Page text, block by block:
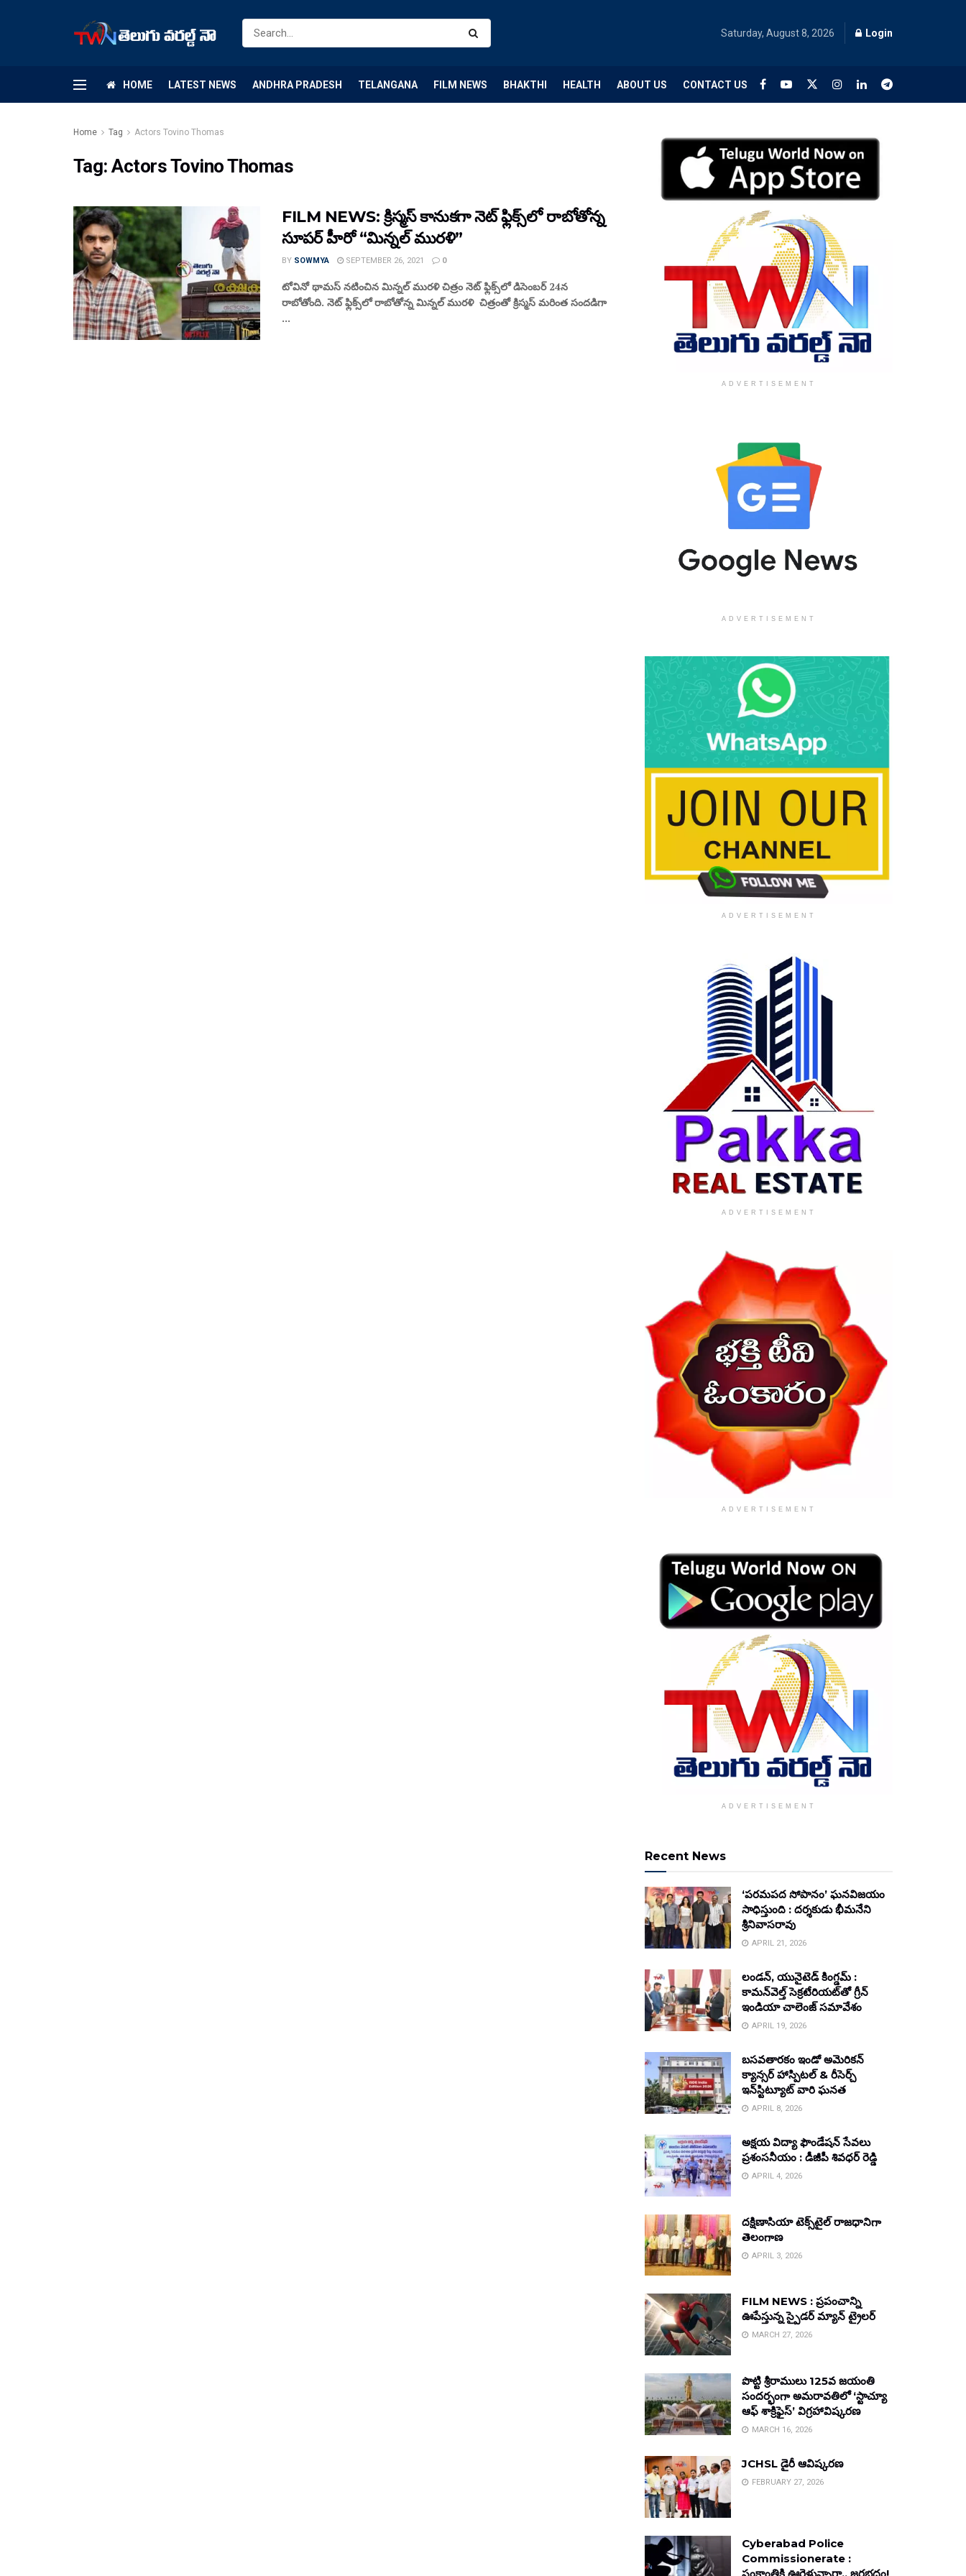
Saturday, August 8, 2026 Login
HOME LATEST NEWS ANDHRA PRADESH TELANGANA FILM NEWS BHAKTHI HEALTH ABOUT US CONTACT US
Home Tag Actors Tovino Thomas
Tag:Actors Tovino Thomas
FILM NEWS: క్రిస్మస్ కానుకగా నెట్ ఫ్లిక్స్‌లో రాబోతోన్న
సూపర్ హీరో “మిన్నల్ మురళి”
BY SOWMYA SEPTEMBER 26, 2021 0
టోవినో థామస్ నటించిన మిన్నల్ మురళి చిత్రం నెట్ ఫ్లిక్స్‌లో డిసెంబర్ 24న
రాబోతోంది. నెట్ ఫ్లిక్స్‌లో రాబోతోన్న మిన్నల్ మురళి చిత్రంతో క్రిస్మస్ మరింత సందడిగా
...
ADVERTISEMENT
ADVERTISEMENT
ADVERTISEMENT
ADVERTISEMENT
ADVERTISEMENT
ADVERTISEMENT
Recent News
‘పరమపద సోపానం’ ఘనవిజయం
సాధిస్తుంది : దర్శకుడు భీమనేని
శ్రీనివాసరావు
APRIL 21, 2026
లండన్, యునైటెడ్ కింగ్డమ్ :
కామన్‌వెల్త్ సెక్రటేరియట్‌తో గ్రీన్
ఇండియా చాలెంజ్ సమావేశం
APRIL 19, 2026
బసవతారకం ఇండో అమెరికన్
క్యాన్సర్ హాస్పిటల్ & రీసెర్చ్
ఇన్‌స్టిట్యూట్ వారి ఘనత
APRIL 8, 2026
అక్షయ విద్యా ఫౌండేషన్ సేవలు
ప్రశంసనీయం : డీజీపీ శివధర్ రెడ్డి
APRIL 4, 2026
దక్షిణాసియా టెక్స్‌టైల్ రాజధానిగా
తెలంగాణ
APRIL 3, 2026
FILM NEWS : ప్రపంచాన్ని
ఊపేస్తున్న స్పైడర్ మ్యాన్ ట్రైలర్
MARCH 27, 2026
పొట్టి శ్రీరాములు 125వ జయంతి
సందర్భంగా అమరావతిలో ‘స్టాచ్యూ
ఆఫ్ శాక్రిఫైస్’ విగ్రహావిష్కరణ
MARCH 16, 2026
JCHSL డైరీ ఆవిష్కరణ
FEBRUARY 27, 2026
Cyberabad Police
Commissionerate :